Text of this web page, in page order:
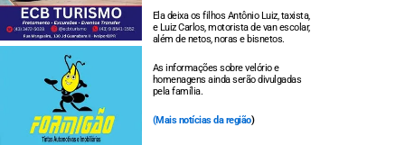
Ela deixa os filhos Antônio Luiz, taxista,
e Luiz Carlos, motorista de van escolar,
além de netos, noras e bisnetos.
As informações sobre velório e
homenagens ainda serão divulgadas
pela família.
(Mais notícias da região)